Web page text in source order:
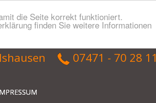
die Seite korrekt funktioniert.
finden Sie weitere Informationen
​ 07471 - 70 28 11